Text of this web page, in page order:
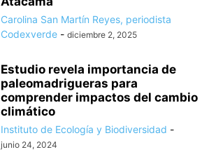
Carolina San Martín Reyes, periodista
Codexverde - diciembre 2, 2025
Estudio revela importancia de
paleomadrigueras para
comprender impactos del cambio
climático
Instituto de Ecología y Biodiversidad -
junio 24, 2024